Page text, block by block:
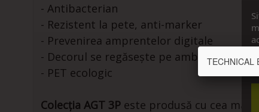
- Antibacterian
- Rezistent la pete, anti-marker
- Prevenirea amprentelor digitale
- Decorul se regăsește pe ambele fețe
- PET ecologic
Colecția AGT 3P este produsă cu cea mai
TECHNICAL